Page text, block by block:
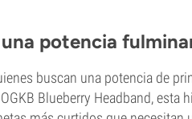
potencia
buscan una potencia de
Blueberry Headband, esta